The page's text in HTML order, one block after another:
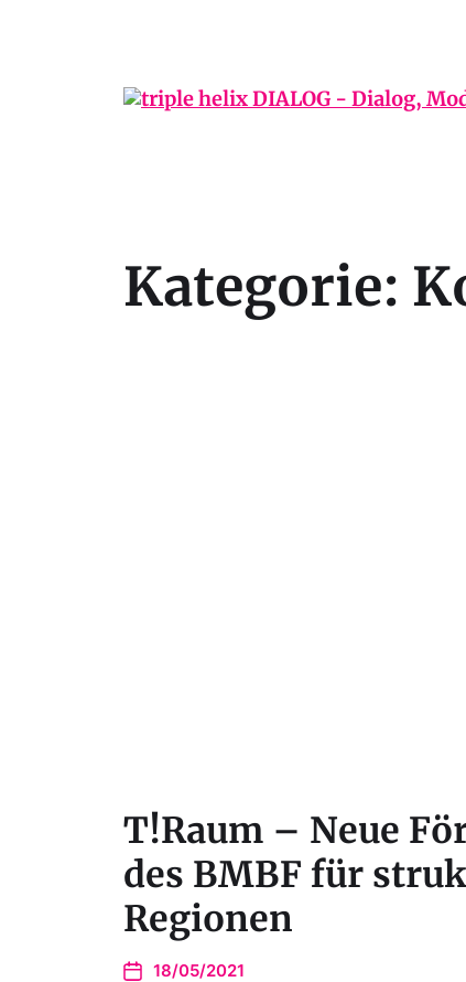
Kategorie:
T!Raum – Neue
des BMBF für
Regionen
18/05/2021